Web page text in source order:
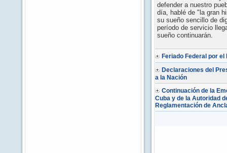
defender a nuestro
día, hablé de "la gran
su sueño sencillo de
período de servicio
sueño continuarán.
Feriado Federal por
Declaraciones del
a la Nación
Continuación de la
Cuba y de la Autoridad
Reglamentación de